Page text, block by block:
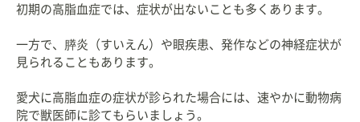
初期の高脂血症では、症状が出ないことも多くあります。
一方で、膵炎（すいえん）や眼疾患、発作などの神経症状が
見られることもあります。
愛犬に高脂血症の症状が診られた場合には、速やかに動物病
院で獣医師に診てもらいましょう。